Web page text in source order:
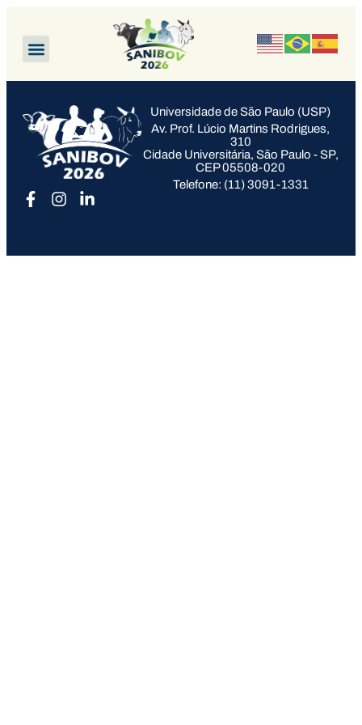
Universidade de São Paulo (USP)
Av. Prof. Lúcio Martins Rodrigues,
310
Cidade Universitária, São Paulo - SP,
CEP 05508-020
Telefone: (11) 3091-1331